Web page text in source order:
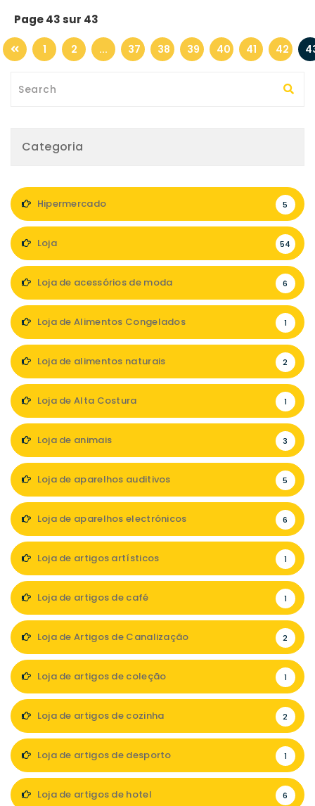
Page 43 sur 43
1 2 ... 37 38 39 40 41 42
Categoria
Hipermercado 5
Loja 54
Loja de acessórios de moda 6
Loja de Alimentos Congelados 1
Loja de alimentos naturais 2
Loja de Alta Costura 1
Loja de animais 3
Loja de aparelhos auditivos 5
Loja de aparelhos electrónicos 6
Loja de artigos artísticos 1
Loja de artigos de café 1
Loja de Artigos de Canalização 2
Loja de artigos de coleção 1
Loja de artigos de cozinha 2
Loja de artigos de desporto 1
Loja de artigos de hotel 6